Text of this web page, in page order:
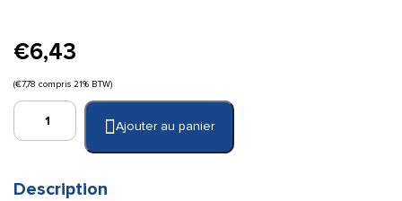
€6,43
(€7,78 compris 21% BTW)
quantité
de
Ajouter au panier
Description